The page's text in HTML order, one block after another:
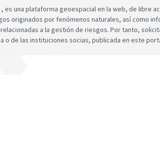
, es una plataforma geoespacial en la web, de libre
originados por fenómenos naturales, así como
a la gestión de riesgos. Por tanto,
de las instituciones socias, publicada en este